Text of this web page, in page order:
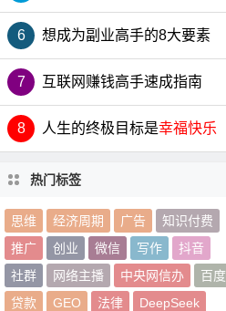
6 想成为副业高手的8大要素
7 互联网赚钱高手速成指南
8 人生的终极目标是幸福快乐
热门标签
思维 经济周期 广告
知识付费
推广
创业 微信 写作
抖音
社群
网络主播 中央网信办
百度
贷款
GEO 法律
DeepSeek